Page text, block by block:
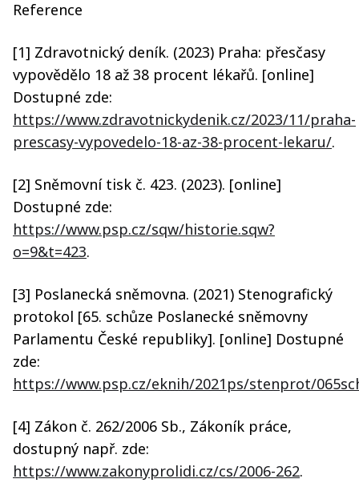
Reference
[1] Zdravotnický deník. (2023) Praha: přesčasy
vypovědělo 18 až 38 procent lékařů. [online]
Dostupné zde:
https://www.zdravotnickydenik.cz/2023/11/praha-
prescasy-vypovedelo-18-az-38-procent-lekaru/.
[2] Sněmovní tisk č. 423. (2023). [online]
Dostupné zde:
https://www.psp.cz/sqw/historie.sqw?
o=9&t=423.
[3] Poslanecká sněmovna. (2021) Stenografický
protokol [65. schůze Poslanecké sněmovny
Parlamentu České republiky]. [online] Dostupné
zde:
https://www.psp.cz/eknih/2021ps/stenprot/
[4] Zákon č. 262/2006 Sb., Zákoník práce,
dostupný např. zde:
https://www.zakonyprolidi.cz/cs/2006-262.